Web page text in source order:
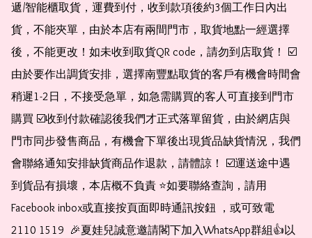
遞/智能櫃取貨，運費到付，收到款項後約3個工作日內出
貨，不能夾單，由於本店有兩間門市，取貨地點一經選擇
後，不能更改！如未收到取貨QR code，請勿到店取貨！ ☑️
由於要作出調貨安排，選擇南豐點取貨的客戶有機會時間會
稍遲1-2日，不接受急單，如急需購買的客人可直接到門市
購買 ☑️收到付款確認後我們才正式落單留貨，由於網店與
門市同步發售商品，有機會下單後出現貨品缺貨情況，我們
會聯絡通知安排缺貨商品作退款，請體諒！ ☑️運送途中遇
到貨品有損壞，本店概不負責 ⭐️如要聯絡查詢，請用
Facebook inbox或直接按頁面即時通訊按鈕 ，或可致電
2110 1519  🎉夏娃兒誠意邀請閣下加入WhatsApp群組👍以